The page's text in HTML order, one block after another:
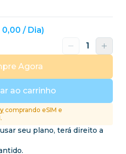
0,00 / Dia)
ao carrinho
Agora
comprando eSIM e
seu plano, terá direito a